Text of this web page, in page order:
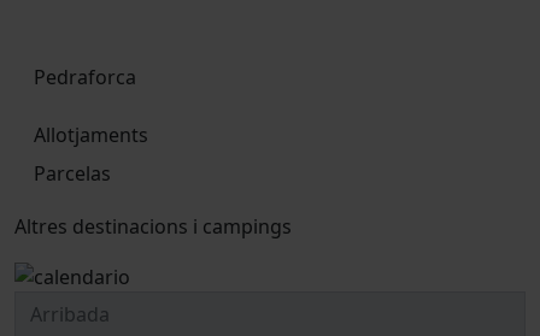
Pedraforca
Allotjaments
Parcelas
Altres destinacions i campings